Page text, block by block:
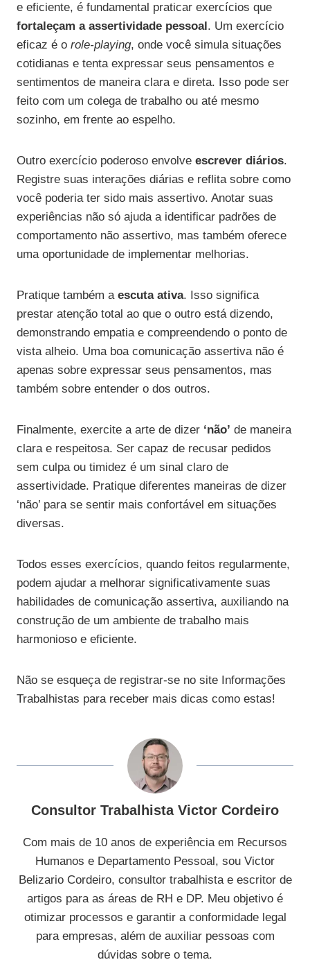
e eficiente, é fundamental praticar exercícios que
fortaleçam a assertividade pessoal . Um exercício
eficaz é o role-playing, onde você simula situações
cotidianas e tenta expressar seus pensamentos e
sentimentos de maneira clara e direta. Isso pode ser
feito com um colega de trabalho ou até mesmo
sozinho, em frente ao espelho.
Outro exercício poderoso envolve escrever diários.
Registre suas interações diárias e reflita sobre como
você poderia ter sido mais assertivo. Anotar suas
experiências não só ajuda a identificar padrões de
comportamento não assertivo, mas também oferece
uma oportunidade de implementar melhorias.
Pratique também a escuta ativa. Isso significa
prestar atenção total ao que o outro está dizendo,
demonstrando empatia e compreendendo o ponto de
vista alheio. Uma boa comunicação assertiva não é
apenas sobre expressar seus pensamentos, mas
também sobre entender o dos outros.
Finalmente, exercite a arte de dizer ‘não’ de maneira
clara e respeitosa. Ser capaz de recusar pedidos
sem culpa ou timidez é um sinal claro de
assertividade. Pratique diferentes maneiras de dizer
‘não’ para se sentir mais confortável em situações
diversas.
Todos esses exercícios, quando feitos regularmente,
podem ajudar a melhorar significativamente suas
habilidades de comunicação assertiva, auxiliando na
construção de um ambiente de trabalho mais
harmonioso e eficiente.
Não se esqueça de registrar-se no site Informações
Trabalhistas para receber mais dicas como estas!
Consultor Trabalhista Victor Cordeiro
Com mais de 10 anos de experiência em Recursos
Humanos e Departamento Pessoal, sou Victor
Belizario Cordeiro, consultor trabalhista e escritor de
artigos para as áreas de RH e DP. Meu objetivo é
otimizar processos e garantir a conformidade legal
para empresas, além de auxiliar pessoas com
dúvidas sobre o tema.